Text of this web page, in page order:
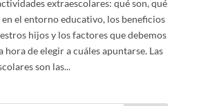
extraescolares: qué son, qué
en el entorno educativo, los beneficios
hijos y los factores que debemos
hora de elegir a cuáles apuntarse. Las
son las...